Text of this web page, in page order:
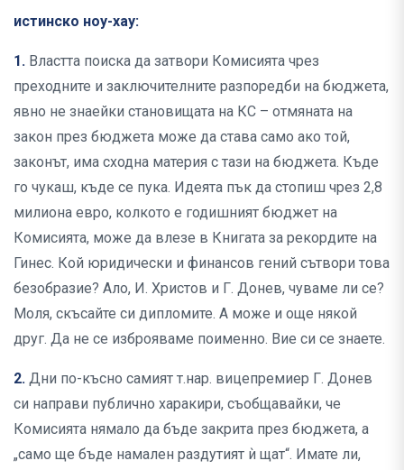
истинско ноу-хау:
1. Властта поиска да затвори Комисията чрез
преходните и заключителните разпоредби на бюджета,
явно не знаейки становищата на КС – отмяната на
закон през бюджета може да става само ако той,
законът, има сходна материя с тази на бюджета. Къде
го чукаш, къде се пука. Идеята пък да стопиш чрез 2,8
милиона евро, колкото е годишният бюджет на
Комисията, може да влезе в Книгата за рекордите на
Гинес. Кой юридически и финансов гений сътвори това
безобразие? Ало, И. Христов и Г. Донев, чуваме ли се?
Моля, скъсайте си дипломите. А може и още някой
друг. Да не се изброяваме поименно. Вие си се знаете.
2. Дни по-късно самият т.нар. вицепремиер Г. Донев
си направи публично харакири, съобщавайки, че
Комисията нямало да бъде закрита през бюджета, а
„само ще бъде намален раздутият ѝ щат“. Имате ли,